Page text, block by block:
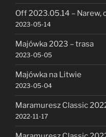
Off 2023.05.14 – Narew,
2023-05-14
Majówka 2023 – trasa
2023-05-05
Majówka na Litwie
2023-05-04
Maramuresz Classic
2022-11-17